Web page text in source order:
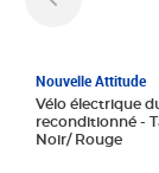
Nouvelle Attitude
Vélo électrique
reconditionné - Taille normale -
Noir/ Rouge